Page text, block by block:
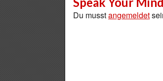
Du musstangemeldet